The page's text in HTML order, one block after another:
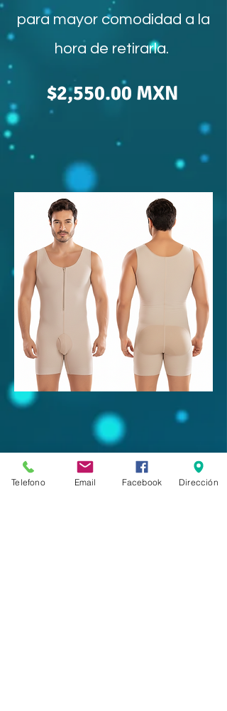
para mayor comodidad a la
hora de retirarla. ​
$2,550.00 MXN
Telefono Email Facebook Dirección